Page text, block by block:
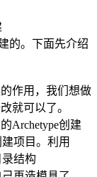
的。下面先介绍
作用，我们想做
就可以了。
Archetype创建
项目。利用
结构